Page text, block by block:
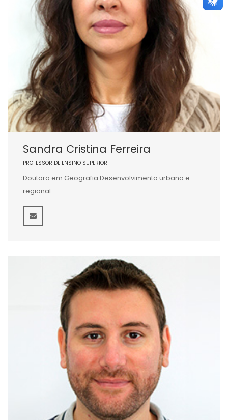
Sandra Cristina Ferreira
PROFESSOR DE ENSINO SUPERIOR
Doutora em Geografia Desenvolvimento urbano e
regional.